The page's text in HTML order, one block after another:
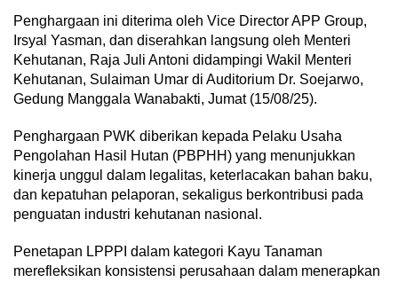
Penghargaan ini diterima oleh Vice Director APP Group,
Irsyal Yasman, dan diserahkan langsung oleh Menteri
Kehutanan, Raja Juli Antoni didampingi Wakil Menteri
Kehutanan, Sulaiman Umar di Auditorium Dr. Soejarwo,
Gedung Manggala Wanabakti, Jumat (15/08/25).
Penghargaan PWK diberikan kepada Pelaku Usaha
Pengolahan Hasil Hutan (PBPHH) yang menunjukkan
kinerja unggul dalam legalitas, keterlacakan bahan baku,
dan kepatuhan pelaporan, sekaligus berkontribusi pada
penguatan industri kehutanan nasional.
Penetapan LPPPI dalam kategori Kayu Tanaman
merefleksikan konsistensi perusahaan dalam menerapkan